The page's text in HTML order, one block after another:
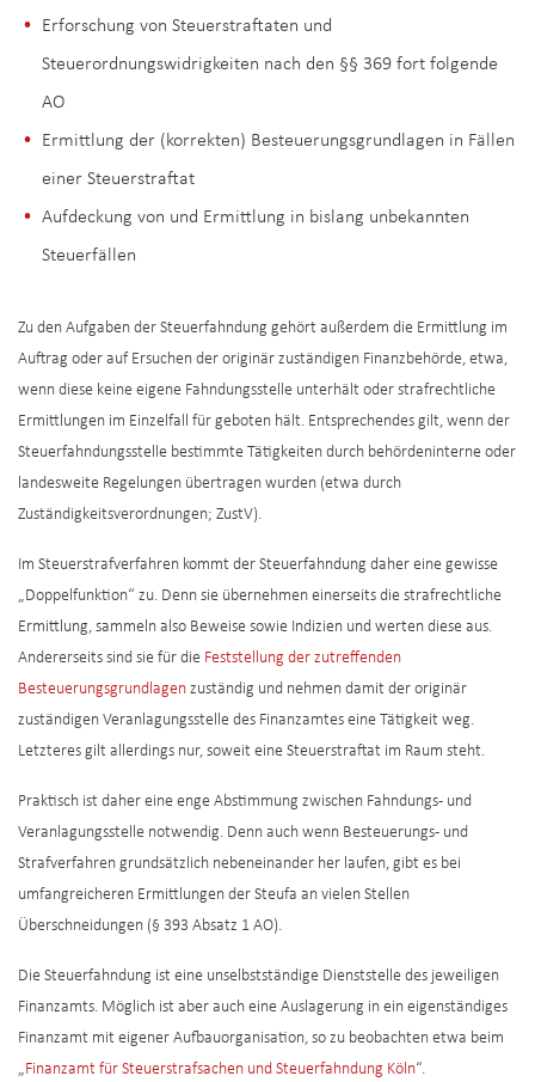
Erforschung von Steuerstraftaten und
Steuerordnungswidrigkeiten nach den §§ 369 fort folgende
AO
Ermittlung der (korrekten) Besteuerungsgrundlagen in Fällen
einer Steuerstraftat
Aufdeckung von und Ermittlung in bislang unbekannten
Steuerfällen
Zu den Aufgaben der Steuerfahndung gehört außerdem die Ermittlung im
Auftrag oder auf Ersuchen der originär zuständigen Finanzbehörde, etwa,
wenn diese keine eigene Fahndungsstelle unterhält oder strafrechtliche
Ermittlungen im Einzelfall für geboten hält. Entsprechendes gilt, wenn der
Steuerfahndungsstelle bestimmte Tätigkeiten durch behördeninterne oder
landesweite Regelungen übertragen wurden (etwa durch
Zuständigkeitsverordnungen; ZustV).
Im Steuerstrafverfahren kommt der Steuerfahndung daher eine gewisse
„Doppelfunktion“ zu. Denn sie übernehmen einerseits die strafrechtliche
Ermittlung, sammeln also Beweise sowie Indizien und werten diese aus.
Andererseits sind sie für die Feststellung der zutreffenden
Besteuerungsgrundlagen zuständig und nehmen damit der originär
zuständigen Veranlagungsstelle des Finanzamtes eine Tätigkeit weg.
Letzteres gilt allerdings nur, soweit eine Steuerstraftat im Raum steht.
Praktisch ist daher eine enge Abstimmung zwischen Fahndungs- und
Veranlagungsstelle notwendig. Denn auch wenn Besteuerungs- und
Strafverfahren grundsätzlich nebeneinander her laufen, gibt es bei
umfangreicheren Ermittlungen der Steufa an vielen Stellen
Überschneidungen (§ 393 Absatz 1 AO).
Die Steuerfahndung ist eine unselbstständige Dienststelle des jeweiligen
Finanzamts. Möglich ist aber auch eine Auslagerung in ein eigenständiges
Finanzamt mit eigener Aufbauorganisation, so zu beobachten etwa beim
„Finanzamt für Steuerstrafsachen und Steuerfahndung Köln“.